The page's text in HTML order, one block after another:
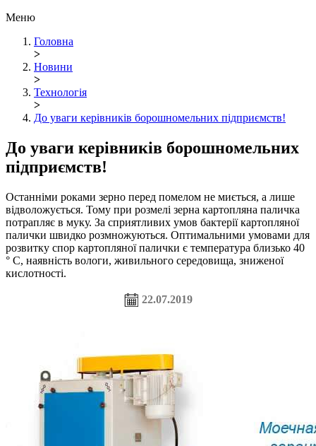
Меню
Головна
>
Новини
>
Технологія
>
До уваги керівників борошномельних підприємств!
До уваги керівників борошномельних
підприємств!
Останніми роками зерно перед помелом не миється, а лише
відволожується. Тому при розмелі зерна картопляна паличка
потрапляє в муку. За сприятливих умов бактерії картопляної
палички швидко розмножуються. Оптимальними умовами для
розвитку спор картопляної палички є температура близько 40
° С, наявність вологи, живильного середовища, зниженої
кислотності.
22.07.2019